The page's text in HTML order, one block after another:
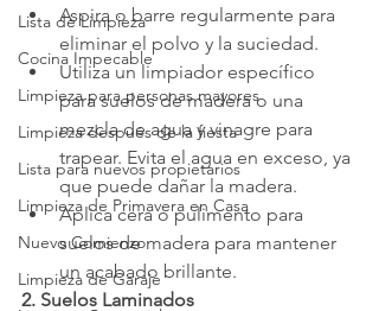
Lista de Limpieza
Cocina Impecable
Limpieza para personas mayores
Limpieza después de la fiesta
Lista para nuevos propietarios
Limpieza de Primavera en Casa
Nuevo Comienzo
Limpieza de Garaje
Aspira o barre regularmente para
eliminar el polvo y la suciedad.
Utiliza un limpiador específico
para suelos de madera o una
mezcla de agua y vinagre para
trapear. Evita el agua en exceso, ya
que puede dañar la madera.
Aplica cera o pulimento para
suelos de madera para mantener
un acabado brillante.
2. Suelos Laminados